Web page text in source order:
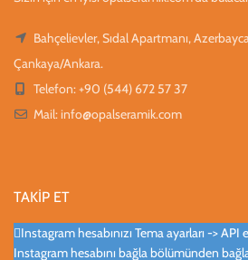
Bahçelievler, Sıdal Apartmanı,
Çankaya/Ankara.
Telefon: +90 (544) 672 57 37
Mail: info@opalseramik.com
TAKİP ET
Instagram hesabınızı Tema ayarları -> API
Instagram hesabını bağla bölümünden